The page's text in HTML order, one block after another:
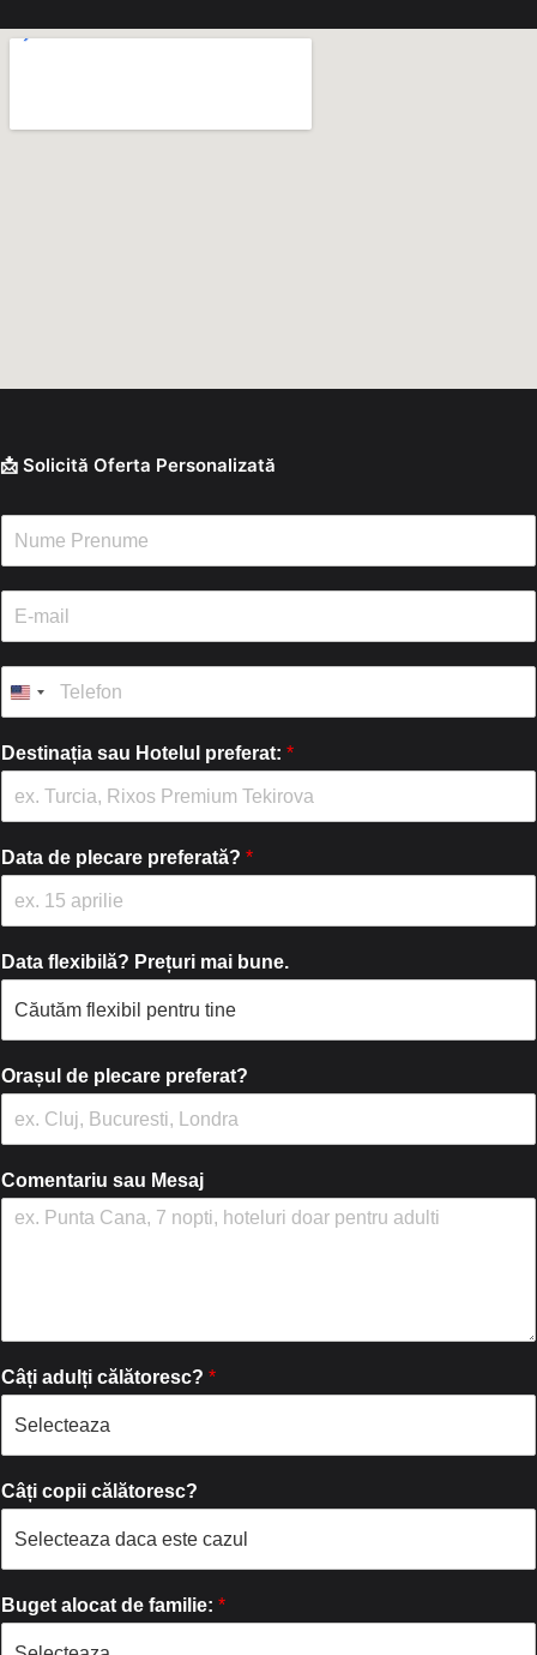
📩 Solicită Oferta Personalizată
m
e
P
r
n
u
m
m
a
l
*
l
e
f
n
Destinația sau Hotelul preferat: *
Data de plecare preferată? *
Data flexibilă? Prețuri mai bune.
Orașul de plecare preferat?
Comentariu sau Mesaj
Câți adulți călătoresc? *
Câți copii călătoresc?
Buget alocat de familie: *